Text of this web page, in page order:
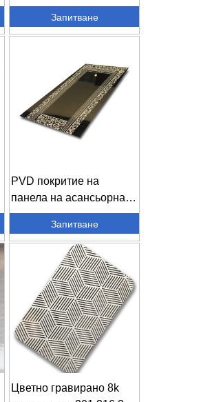
врата, кабината на
асансьора ...
Запитване
PVD покритие на
панела на асансьорната
врата, кабината на
асансьора ...
Запитване
Цветно гравирано 8k